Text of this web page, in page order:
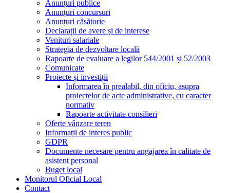
Anunțuri publice
Anunțuri concursuri
Anunțuri căsătorie
Declarații de avere și de interese
Venituri salariale
Strategia de dezvoltare locală
Rapoarte de evaluare a legilor 544/2001 și 52/2003
Comunicate
Proiecte și investiții
Informarea în prealabil, din oficiu, asupra
proiectelor de acte administrative, cu caracter
normativ
Rapoarte activitate consilieri
Oferte vânzare teren
Informații de interes public
GDPR
Documente necesare pentru angajarea în calitate de
asistent personal
Buget local
Monitorul Oficial Local
Contact